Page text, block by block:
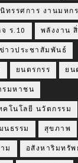
นิทรรศการ งานมหก
ร.10 พลังงาน
าวประชาสัมพันธ์
ยนตรกรร ยน
รมหาชน
คโนโลยี นวัตกรรม
นธรรม สุขภาพ
ม อสังหาริมทรัพ